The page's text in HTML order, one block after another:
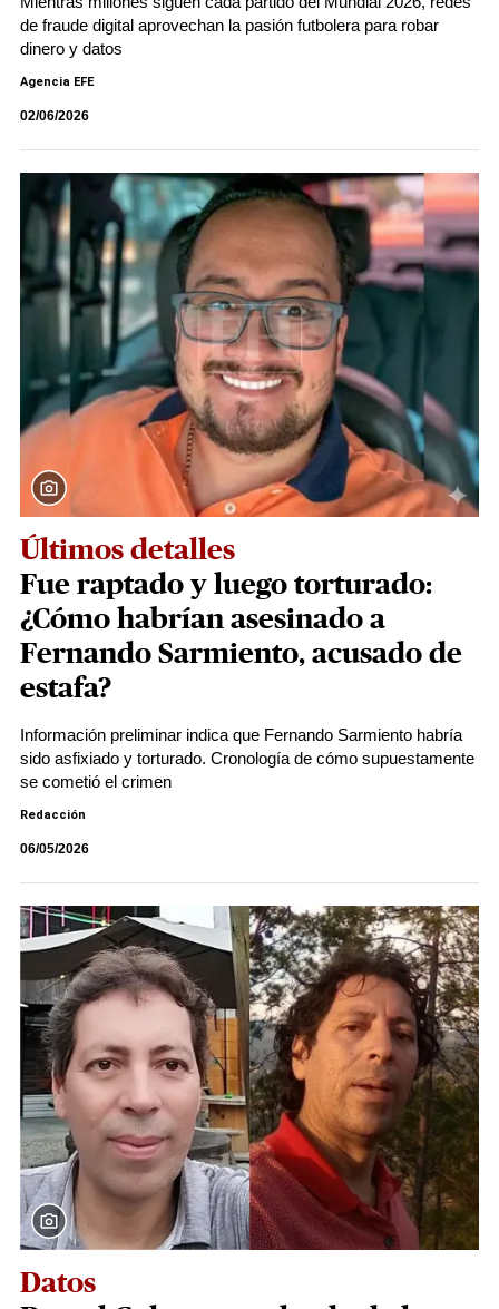
de fraude digital aprovechan la pasión futbolera para robar
dinero y datos
Agencia EFE
02/06/2026
Últimos detalles
Fue raptado y luego torturado:
¿Cómo habrían asesinado a
Fernando Sarmiento, acusado de
estafa?
Información preliminar indica que Fernando Sarmiento habría
sido asfixiado y torturado. Cronología de cómo supuestamente
se cometió el crimen
Redacción
06/05/2026
Datos